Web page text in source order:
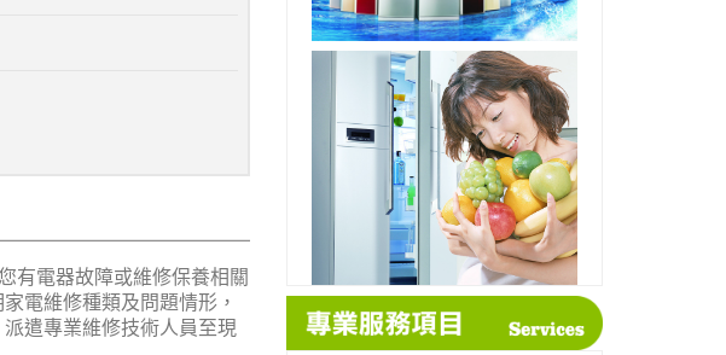
有電器故障或維修保養相關
電維修種類及問題情形，
遣專業維修技術人員至現